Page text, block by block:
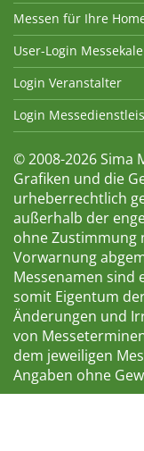
Messen für Ihre
User-Login
Login Veranstalter
Login
© 2008-2026 Sima
Grafiken und die
urheberrechtlich
außerhalb der
ohne Zustimmung
Vorwarnung
Messenamen sind
somit Eigentum
Änderungen und
von
dem jeweiligen
Angaben ohne